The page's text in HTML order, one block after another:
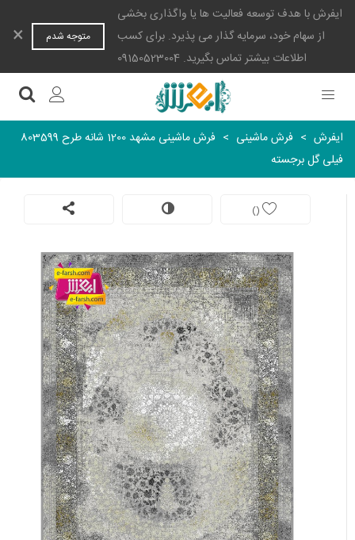
ایفرش با هدف توسعه فعالیت ها یا واگذاری بخشی
از سهام خود، سرمایه گذار می پذیرد. برای کسب
اطلاعات بیشتر تماس بگیرید. 09150523004
متوجه شدم ×
ایفرش > فرش ماشینی >
فرش ماشینی مشهد 1200 شانه طرح 803599
فیلی گل برجسته
(
)